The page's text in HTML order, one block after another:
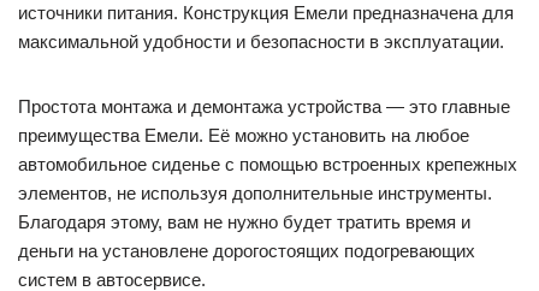
источники питания. Конструкция Емели предназначена для
максимальной удобности и безопасности в эксплуатации.
Простота монтажа и демонтажа устройства — это главные
преимущества Емели. Её можно установить на любое
автомобильное сиденье с помощью встроенных крепежных
элементов, не используя дополнительные инструменты.
Благодаря этому, вам не нужно будет тратить время и
деньги на установлене дорогостоящих подогревающих
систем в автосервисе.